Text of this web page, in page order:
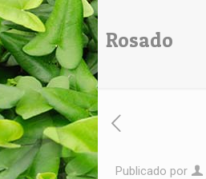
Rosado
Publicado por